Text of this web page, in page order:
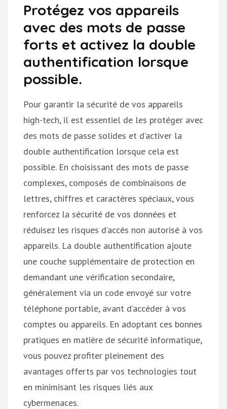
Protégez vos appareils
avec des mots de passe
forts et activez la double
authentification lorsque
possible.
Pour garantir la sécurité de vos appareils
high-tech, il est essentiel de les protéger avec
des mots de passe solides et d’activer la
double authentification lorsque cela est
possible. En choisissant des mots de passe
complexes, composés de combinaisons de
lettres, chiffres et caractères spéciaux, vous
renforcez la sécurité de vos données et
réduisez les risques d’accès non autorisé à vos
appareils. La double authentification ajoute
une couche supplémentaire de protection en
demandant une vérification secondaire,
généralement via un code envoyé sur votre
téléphone portable, avant d’accéder à vos
comptes ou appareils. En adoptant ces bonnes
pratiques en matière de sécurité informatique,
vous pouvez profiter pleinement des
avantages offerts par vos technologies tout
en minimisant les risques liés aux
cybermenaces.